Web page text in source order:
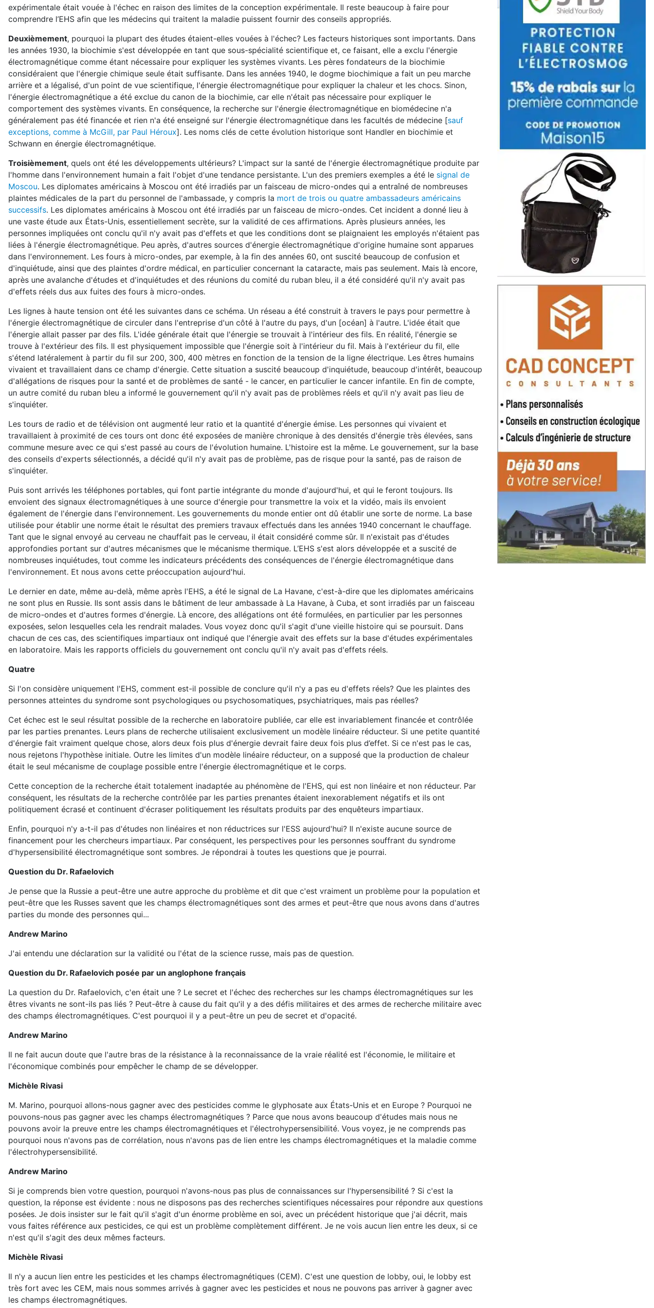
expérimentale était vouée à l'échec en raison des limites de la conception expérimentale. Il reste beaucoup à faire pour
comprendre l’EHS afin que les médecins qui traitent la maladie puissent fournir des conseils appropriés.
Deuxièmement, pourquoi la plupart des études étaient-elles vouées à l'échec? Les facteurs historiques sont importants. Dans
les années 1930, la biochimie s'est développée en tant que sous-spécialité scientifique et, ce faisant, elle a exclu l'énergie
électromagnétique comme étant nécessaire pour expliquer les systèmes vivants. Les pères fondateurs de la biochimie
considéraient que l'énergie chimique seule était suffisante. Dans les années 1940, le dogme biochimique a fait un peu marche
arrière et a légalisé, d'un point de vue scientifique, l'énergie électromagnétique pour expliquer la chaleur et les chocs. Sinon,
l'énergie électromagnétique a été exclue du canon de la biochimie, car elle n'était pas nécessaire pour expliquer le
comportement des systèmes vivants. En conséquence, la recherche sur l'énergie électromagnétique en biomédecine n'a
généralement pas été financée et rien n'a été enseigné sur l'énergie électromagnétique dans les facultés de médecine [sauf
exceptions, comme à McGill, par Paul Héroux]. Les noms clés de cette évolution historique sont Handler en biochimie et
Schwann en énergie électromagnétique.
Troisièmement, quels ont été les développements ultérieurs? L'impact sur la santé de l'énergie électromagnétique produite par
l'homme dans l'environnement humain a fait l'objet d'une tendance persistante. L'un des premiers exemples a été le signal de
Moscou. Les diplomates américains à Moscou ont été irradiés par un faisceau de micro-ondes qui a entraîné de nombreuses
plaintes médicales de la part du personnel de l'ambassade, y compris la mort de trois ou quatre ambassadeurs américains
successifs. Les diplomates américains à Moscou ont été irradiés par un faisceau de micro-ondes. Cet incident a donné lieu à
une vaste étude aux États-Unis, essentiellement secrète, sur la validité de ces affirmations. Après plusieurs années, les
personnes impliquées ont conclu qu'il n'y avait pas d'effets et que les conditions dont se plaignaient les employés n'étaient pas
liées à l'énergie électromagnétique. Peu après, d'autres sources d'énergie électromagnétique d'origine humaine sont apparues
dans l'environnement. Les fours à micro-ondes, par exemple, à la fin des années 60, ont suscité beaucoup de confusion et
d'inquiétude, ainsi que des plaintes d'ordre médical, en particulier concernant la cataracte, mais pas seulement. Mais là encore,
après une avalanche d'études et d'inquiétudes et des réunions du comité du ruban bleu, il a été considéré qu'il n'y avait pas
d'effets réels dus aux fuites des fours à micro-ondes.
Les lignes à haute tension ont été les suivantes dans ce schéma. Un réseau a été construit à travers le pays pour permettre à
l'énergie électromagnétique de circuler dans l'entreprise d'un côté à l'autre du pays, d'un [océan] à l'autre. L'idée était que
l'énergie allait passer par des fils. L'idée générale était que l'énergie se trouvait à l'intérieur des fils. En réalité, l'énergie se
trouve à l'extérieur des fils. Il est physiquement impossible que l'énergie soit à l'intérieur du fil. Mais à l'extérieur du fil, elle
s'étend latéralement à partir du fil sur 200, 300, 400 mètres en fonction de la tension de la ligne électrique. Les êtres humains
vivaient et travaillaient dans ce champ d'énergie. Cette situation a suscité beaucoup d'inquiétude, beaucoup d'intérêt, beaucoup
d'allégations de risques pour la santé et de problèmes de santé - le cancer, en particulier le cancer infantile. En fin de compte,
un autre comité du ruban bleu a informé le gouvernement qu'il n'y avait pas de problèmes réels et qu'il n'y avait pas lieu de
s'inquiéter.
Les tours de radio et de télévision ont augmenté leur ratio et la quantité d'énergie émise. Les personnes qui vivaient et
travaillaient à proximité de ces tours ont donc été exposées de manière chronique à des densités d'énergie très élevées, sans
commune mesure avec ce qui s'est passé au cours de l'évolution humaine. L'histoire est la même. Le gouvernement, sur la base
des conseils d'experts sélectionnés, a décidé qu'il n'y avait pas de problème, pas de risque pour la santé, pas de raison de
s'inquiéter.
Puis sont arrivés les téléphones portables, qui font partie intégrante du monde d'aujourd'hui, et qui le feront toujours. Ils
envoient des signaux électromagnétiques à une source d'énergie pour transmettre la voix et la vidéo, mais ils envoient
également de l'énergie dans l'environnement. Les gouvernements du monde entier ont dû établir une sorte de norme. La base
utilisée pour établir une norme était le résultat des premiers travaux effectués dans les années 1940 concernant le chauffage.
Tant que le signal envoyé au cerveau ne chauffait pas le cerveau, il était considéré comme sûr. Il n'existait pas d'études
approfondies portant sur d'autres mécanismes que le mécanisme thermique. L’EHS s'est alors développée et a suscité de
nombreuses inquiétudes, tout comme les indicateurs précédents des conséquences de l'énergie électromagnétique dans
l'environnement. Et nous avons cette préoccupation aujourd'hui.
Le dernier en date, même au-delà, même après l'EHS, a été le signal de La Havane, c'est-à-dire que les diplomates américains
ne sont plus en Russie. Ils sont assis dans le bâtiment de leur ambassade à La Havane, à Cuba, et sont irradiés par un faisceau
de micro-ondes et d'autres formes d'énergie. Là encore, des allégations ont été formulées, en particulier par les personnes
exposées, selon lesquelles cela les rendrait malades. Vous voyez donc qu'il s'agit d'une vieille histoire qui se poursuit. Dans
chacun de ces cas, des scientifiques impartiaux ont indiqué que l'énergie avait des effets sur la base d'études expérimentales
en laboratoire. Mais les rapports officiels du gouvernement ont conclu qu'il n'y avait pas d'effets réels.
Quatre
Si l'on considère uniquement l'EHS, comment est-il possible de conclure qu'il n'y a pas eu d'effets réels? Que les plaintes des
personnes atteintes du syndrome sont psychologiques ou psychosomatiques, psychiatriques, mais pas réelles?
Cet échec est le seul résultat possible de la recherche en laboratoire publiée, car elle est invariablement financée et contrôlée
par les parties prenantes. Leurs plans de recherche utilisaient exclusivement un modèle linéaire réducteur. Si une petite quantité
d'énergie fait vraiment quelque chose, alors deux fois plus d'énergie devrait faire deux fois plus d’effet. Si ce n'est pas le cas,
nous rejetons l'hypothèse initiale. Outre les limites d'un modèle linéaire réducteur, on a supposé que la production de chaleur
était le seul mécanisme de couplage possible entre l'énergie électromagnétique et le corps.
Cette conception de la recherche était totalement inadaptée au phénomène de l'EHS, qui est non linéaire et non réducteur. Par
conséquent, les résultats de la recherche contrôlée par les parties prenantes étaient inexorablement négatifs et ils ont
politiquement écrasé et continuent d'écraser politiquement les résultats produits par des enquêteurs impartiaux.
Enfin, pourquoi n'y a-t-il pas d'études non linéaires et non réductrices sur l'ESS aujourd'hui? Il n'existe aucune source de
financement pour les chercheurs impartiaux. Par conséquent, les perspectives pour les personnes souffrant du syndrome
d'hypersensibilité électromagnétique sont sombres. Je répondrai à toutes les questions que je pourrai.
Question du Dr. Rafaelovich
Je pense que la Russie a peut-être une autre approche du problème et dit que c'est vraiment un problème pour la population et
peut-être que les Russes savent que les champs électromagnétiques sont des armes et peut-être que nous avons dans d'autres
parties du monde des personnes qui...
Andrew Marino
J'ai entendu une déclaration sur la validité ou l'état de la science russe, mais pas de question.
Question du Dr. Rafaelovich posée par un anglophone français
La question du Dr. Rafaelovich, c'en était une ? Le secret et l'échec des recherches sur les champs électromagnétiques sur les
êtres vivants ne sont-ils pas liés ? Peut-être à cause du fait qu'il y a des défis militaires et des armes de recherche militaire avec
des champs électromagnétiques. C'est pourquoi il y a peut-être un peu de secret et d'opacité.
Andrew Marino
Il ne fait aucun doute que l'autre bras de la résistance à la reconnaissance de la vraie réalité est l'économie, le militaire et
l'économique combinés pour empêcher le champ de se développer.
Michèle Rivasi
M. Marino, pourquoi allons-nous gagner avec des pesticides comme le glyphosate aux États-Unis et en Europe ? Pourquoi ne
pouvons-nous pas gagner avec les champs électromagnétiques ? Parce que nous avons beaucoup d'études mais nous ne
pouvons avoir la preuve entre les champs électromagnétiques et l'électrohypersensibilité. Vous voyez, je ne comprends pas
pourquoi nous n'avons pas de corrélation, nous n'avons pas de lien entre les champs électromagnétiques et la maladie comme
l'électrohypersensibilité.
Andrew Marino
Si je comprends bien votre question, pourquoi n'avons-nous pas plus de connaissances sur l'hypersensibilité ? Si c'est la
question, la réponse est évidente : nous ne disposons pas des recherches scientifiques nécessaires pour répondre aux questions
posées. Je dois insister sur le fait qu'il s'agit d'un énorme problème en soi, avec un précédent historique que j'ai décrit, mais
vous faites référence aux pesticides, ce qui est un problème complètement différent. Je ne vois aucun lien entre les deux, si ce
n'est qu'il s'agit des deux mêmes facteurs.
Michèle Rivasi
Il n'y a aucun lien entre les pesticides et les champs électromagnétiques (CEM). C'est une question de lobby, oui, le lobby est
très fort avec les CEM, mais nous sommes arrivés à gagner avec les pesticides et nous ne pouvons pas arriver à gagner avec
les champs électromagnétiques.